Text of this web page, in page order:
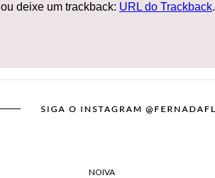
ou deixe um trackback: URL do Trackback.
NOIVA